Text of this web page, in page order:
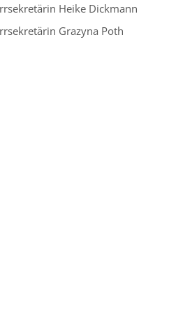
Heike Dickmann
Grazyna Poth